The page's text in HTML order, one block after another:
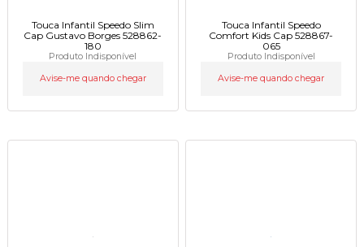
Touca Infantil Speedo Slim
Cap Gustavo Borges 528862-
180
Produto Indisponível
Avise-me quando chegar
Touca Infantil Speedo
Comfort Kids Cap 528867-
065
Produto Indisponível
Avise-me quando chegar